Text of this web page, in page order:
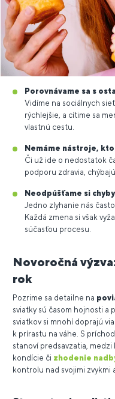
Porovnávame sa s
Vidíme na sociálnych
rýchlejšie, a cítime sa
vlastnú cestu.
Nemáme nástroje,
Či už ide o nedostatok
podporu zdravia,
Neodpúšťame si chyby
Jedno zlyhanie nás
Každá zmena si však
súčasťou procesu.
Novoročná
rok
Pozrime sa detailne na
sviatky sú časom hojnosti a
sviatkov si mnohí doprajú
k prírastu na váhe. S
stanoví predsavzatia,
kondície či zhodenie
kontrolu nad svojimi zvykmi